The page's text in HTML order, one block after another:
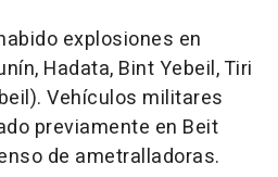
explosiones en
Hadata, Bint Yebeil, Tiri
Vehículos militares
previamente en Beit
de ametralladoras.